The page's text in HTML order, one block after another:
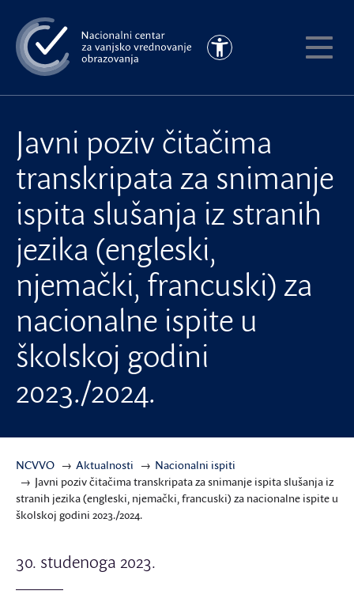
na
glavni
sadržaj
Pristupačnost
Javni poziv čitačima
transkripata za snimanje
ispita slušanja iz stranih
jezika (engleski,
njemački, francuski) za
nacionalne ispite u
školskoj godini
2023./2024.
NCVVO Aktualnosti
Nacionalni ispiti
Javni poziv čitačima transkripata za snimanje ispita slušanja iz
stranih jezika (engleski, njemački, francuski) za nacionalne ispite u
školskoj godini 2023./2024.
30. studenoga 2023.